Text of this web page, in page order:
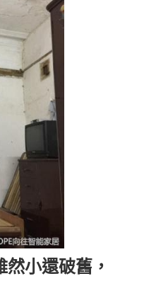
小還破舊，